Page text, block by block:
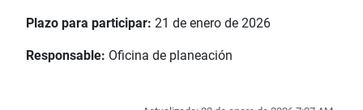
Plazo para participar: 21 de enero de 2026
Responsable: Oficina de planeación